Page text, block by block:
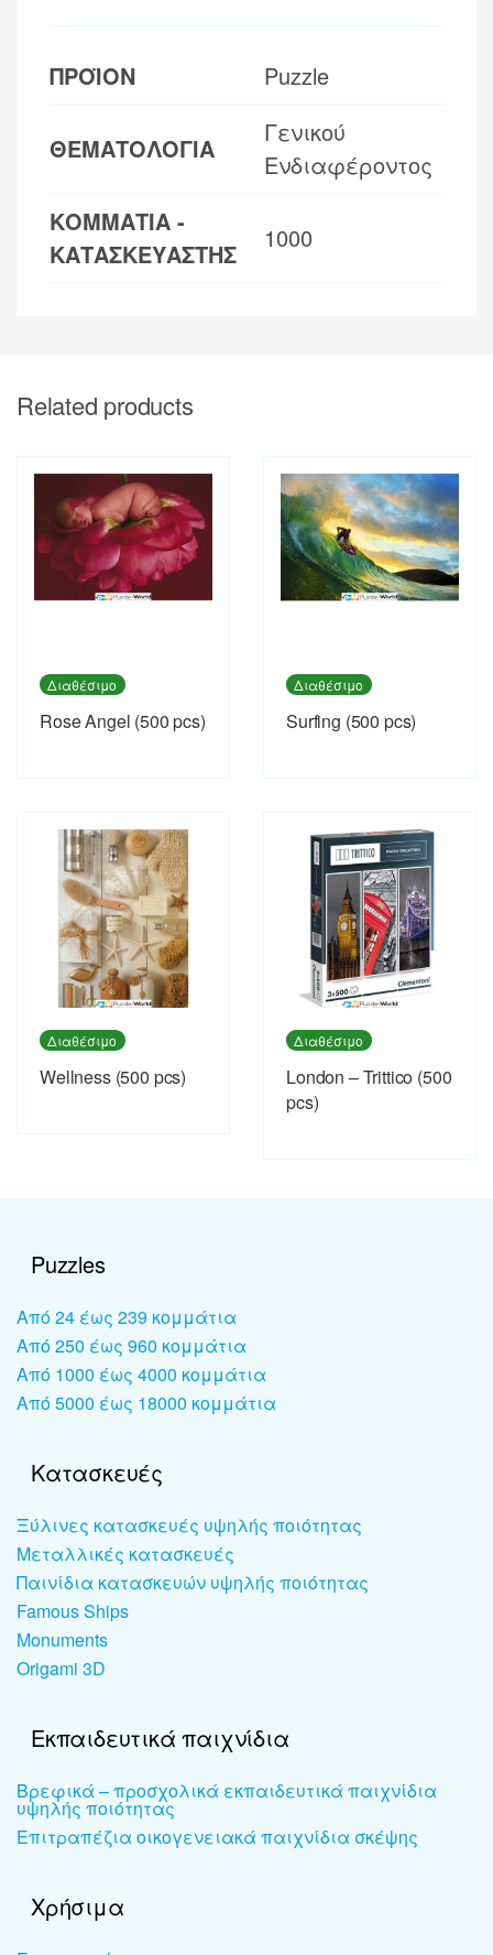
ΠΡΟΪΟΝ Puzzle
ΘΕΜΑΤΟΛΟΓΙΑ
Γενικού
Ενδιαφέροντος
ΚΟΜΜΑΤΙΑ -
ΚΑΤΑΣΚΕΥΑΣΤΗΣ
1000
Related products
Διαθέσιμο
Rose Angel (500 pcs)
Διαθέσιμο
Surfing (500 pcs)
Διαθέσιμο
Wellness (500 pcs)
Διαθέσιμο
London – Trittico (500
pcs)
Puzzles
Από 24 έως 239 κομμάτια
Από 250 έως 960 κομμάτια
Από 1000 έως 4000 κομμάτια
Από 5000 έως 18000 κομμάτια
Κατασκευές
Ξύλινες κατασκευές υψηλής ποιότητας
Μεταλλικές κατασκευές
Παινίδια κατασκευών υψηλής ποιότητας
Famous Ships
Monuments
Origami 3D
Εκπαιδευτικά παιχνίδια
Βρεφικά – προσχολικά εκπαιδευτικά παιχνίδια
υψηλής ποιότητας
Επιτραπέζια οικογενειακά παιχνίδια σκέψης
Χρήσιμα